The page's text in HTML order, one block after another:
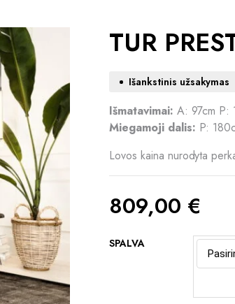
TUR
Išankstinis užsakymas
Išmatavimai: A: 97cm P:
Miegamoji dalis: P:
Lovos kaina nurodyta
809,00 €
SPALVA